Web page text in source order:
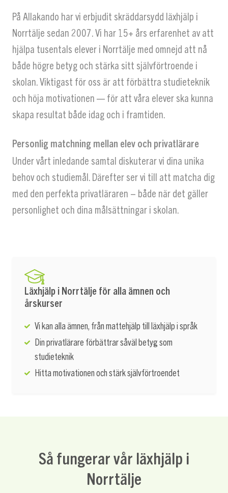
På Allakando har vi erbjudit skräddarsydd läxhjälp i
Norrtälje sedan 2007. Vi har 15+ års erfarenhet av att
hjälpa tusentals elever i Norrtälje med omnejd att nå
både högre betyg och stärka sitt självförtroende i
skolan. Viktigast för oss är att förbättra studieteknik
och höja motivationen — för att våra elever ska kunna
skapa resultat både idag och i framtiden.
Personlig matchning mellan elev och privatlärare
Under vårt inledande samtal diskuterar vi dina unika
behov och studiemål. Därefter ser vi till att matcha dig
med den perfekta privatläraren – både när det gäller
personlighet och dina målsättningar i skolan.
Läxhjälp i Norrtälje för alla ämnen och
årskurser
Vi kan alla ämnen, från mattehjälp till läxhjälp i språk
Din privatlärare förbättrar såväl betyg som
studieteknik
Hitta motivationen och stärk självförtroendet
Så fungerar vår läxhjälp i
Norrtälje